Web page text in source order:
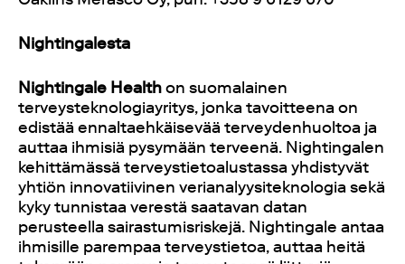
Nightingalesta
Nightingale Healthon suomalainen
terveysteknologiayritys, jonka tavoitteena on
edistää ennaltaehkäisevää terveydenhuoltoa ja
auttaa ihmisiä pysymään terveenä. Nightingalen
kehittämässä terveystietoalustassa yhdistyvät
yhtiön innovatiivinen verianalyysiteknologia sekä
kyky tunnistaa verestä saatavan datan
perusteella sairastumisriskejä. Nightingale antaa
ihmisille parempaa terveystietoa, auttaa heitä